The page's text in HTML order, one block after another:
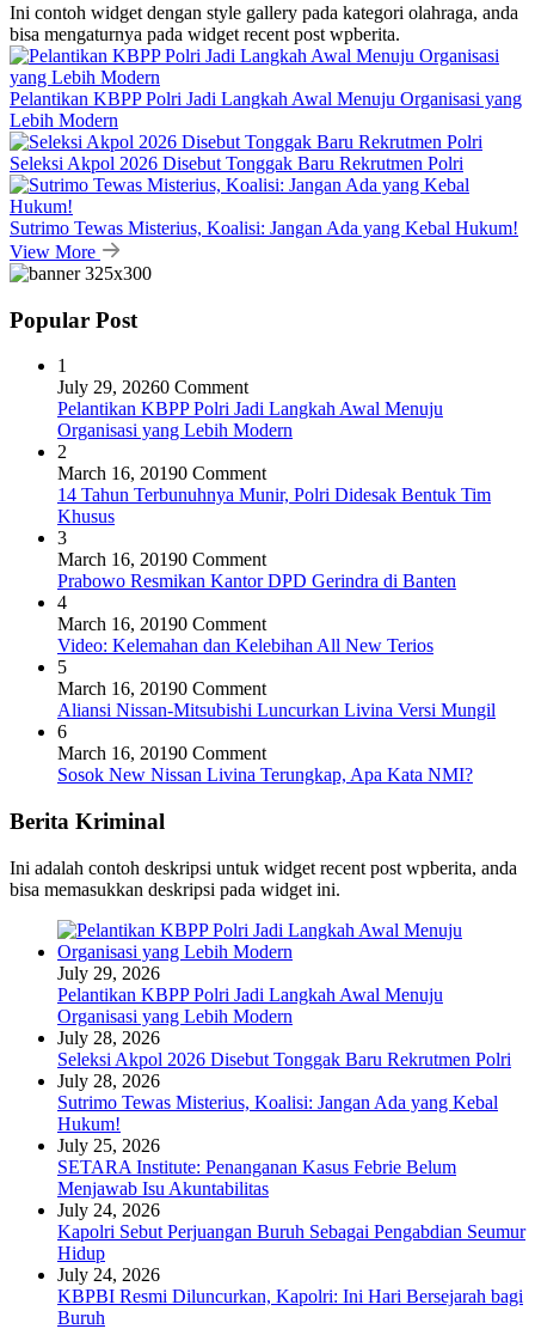
Ini contoh widget dengan style gallery pada kategori olahraga, anda
bisa mengaturnya pada widget recent post wpberita.
Pelantikan KBPP Polri Jadi Langkah Awal Menuju Organisasi yang
Lebih Modern
Seleksi Akpol 2026 Disebut Tonggak Baru Rekrutmen Polri
Sutrimo Tewas Misterius, Koalisi: Jangan Ada yang Kebal Hukum!
View More
Popular Post
1
July 29, 20260 Comment
Pelantikan KBPP Polri Jadi Langkah Awal Menuju
Organisasi yang Lebih Modern
2
March 16, 20190 Comment
14 Tahun Terbunuhnya Munir, Polri Didesak Bentuk Tim
Khusus
3
March 16, 20190 Comment
Prabowo Resmikan Kantor DPD Gerindra di Banten
4
March 16, 20190 Comment
Video: Kelemahan dan Kelebihan All New Terios
5
March 16, 20190 Comment
Aliansi Nissan-Mitsubishi Luncurkan Livina Versi Mungil
6
March 16, 20190 Comment
Sosok New Nissan Livina Terungkap, Apa Kata NMI?
Berita Kriminal
Ini adalah contoh deskripsi untuk widget recent post wpberita, anda
bisa memasukkan deskripsi pada widget ini.
July 29, 2026
Pelantikan KBPP Polri Jadi Langkah Awal Menuju
Organisasi yang Lebih Modern
July 28, 2026
Seleksi Akpol 2026 Disebut Tonggak Baru Rekrutmen Polri
July 28, 2026
Sutrimo Tewas Misterius, Koalisi: Jangan Ada yang Kebal
Hukum!
July 25, 2026
SETARA Institute: Penanganan Kasus Febrie Belum
Menjawab Isu Akuntabilitas
July 24, 2026
Kapolri Sebut Perjuangan Buruh Sebagai Pengabdian Seumur
Hidup
July 24, 2026
KBPBI Resmi Diluncurkan, Kapolri: Ini Hari Bersejarah bagi
Buruh